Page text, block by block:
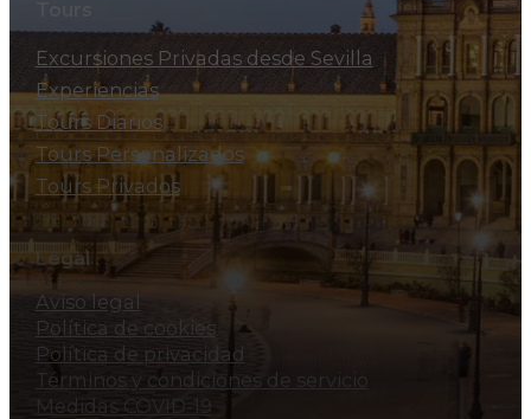
Excursiones Privadas desde Sevilla
Experiencias
Tours Diarios
Tours Personalizados
Tours Privados
Legal
Aviso legal
Política de cookies
Política de privacidad
Términos y condiciones de servicio
Medidas COVID-19